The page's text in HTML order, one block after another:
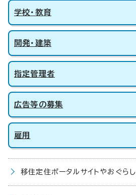
学校・教育
開発・建築
指定管理者
広告等の募集
雇用
移住定住ポータルサイトやおぐらし